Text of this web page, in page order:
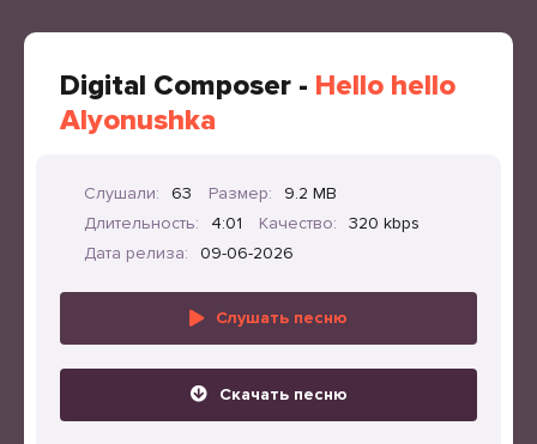
Digital Composer - Hello hello
Alyonushka
Слушали: 63 Размер:
9.2 MB
Длительность:
4:01 Качество:
320 kbps
Дата релиза:
09-06-2026
Слушать песню
Скачать песню